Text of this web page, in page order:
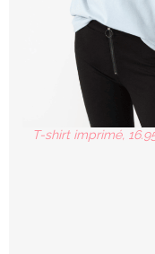
T-shirt imprimé,